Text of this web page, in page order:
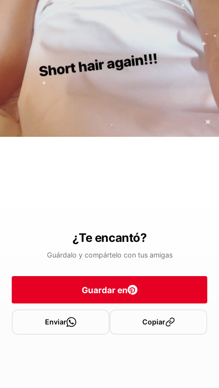
¿Te encantó?
Guárdalo y compártelo con tus amigas
Guardar en
Enviar Copiar